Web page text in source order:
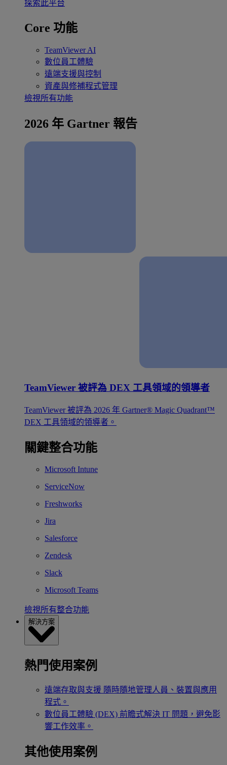
探索此平台
Core 功能
TeamViewer AI
數位員工體驗
遠端支援與控制
資產與修補程式管理
檢視所有功能
2026 年 Gartner 報告
TeamViewer 被評為 DEX 工具領域的領導者
TeamViewer 被評為 2026 年 Gartner® Magic Quadrant™
DEX 工具領域的領導者。
關鍵整合功能
Microsoft Intune
ServiceNow
Freshworks
Jira
Salesforce
Zendesk
Slack
Microsoft Teams
檢視所有整合功能
解決方案
熱門使用案例
遠端存取與支援 隨時隨地管理人員、裝置與應用
程式。
數位員工體驗 (DEX) 前瞻式解決 IT 問題，避免影
響工作效率。
其他使用案例